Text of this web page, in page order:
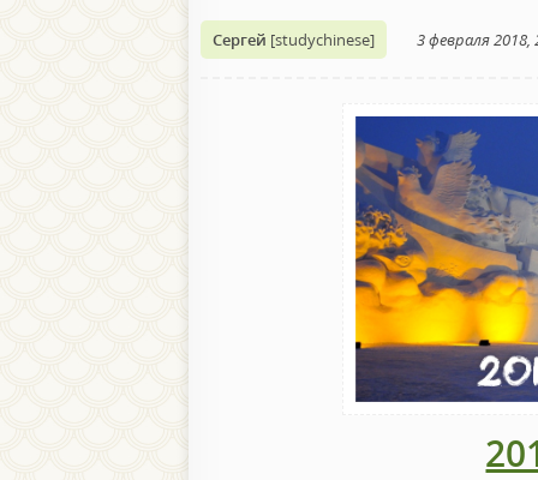
Сергей [studychinese] 3 февраля 2018,